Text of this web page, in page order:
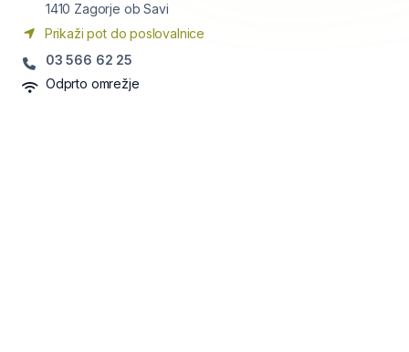
1410 Zagorje ob Savi
Prikaži pot do poslovalnice
03 566 62 25
Odprto omrežje